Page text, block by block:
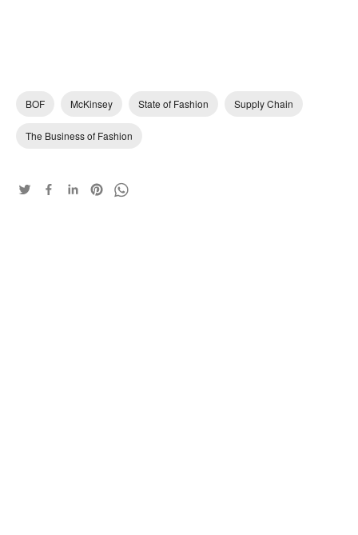
BOF McKinsey State of Fashion Supply Chain
The Business of Fashion